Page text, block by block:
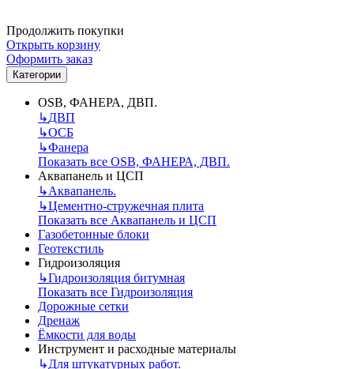
Продолжить покупки
Открыть корзину
Оформить заказ
Категории
OSB, ФАНЕРА, ДВП.
↳ДВП
↳ОСБ
↳Фанера
Показать все OSB, ФАНЕРА, ДВП.
Аквапанель и ЦСП
↳Аквапанель.
↳Цементно-стружечная плита
Показать все Аквапанель и ЦСП
Газобетонные блоки
Геотекстиль
Гидроизоляция
↳Гидроизоляция битумная
Показать все Гидроизоляция
Дорожные сетки
Дренаж
Ёмкости для воды
Инструмент и расходные материалы
↳Для штукатурных работ.